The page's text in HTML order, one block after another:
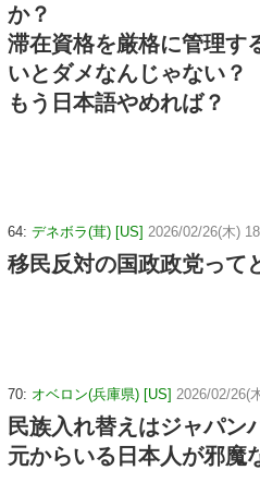
か？
滞在資格を厳格に管理す
いとダメなんじゃない？
もう日本語やめれば？
64: デネボラ(茸) [US] 2026/02/26(木)
移民反対の国政政党って
70: オベロン(兵庫県) [US] 2026/02/26(
民族入れ替えはジャパン
元からいる日本人が邪魔